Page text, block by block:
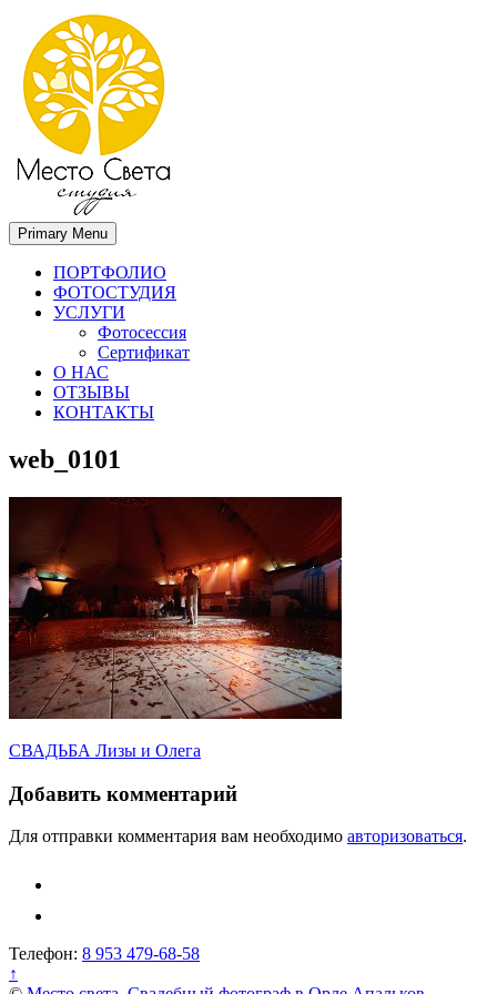
Место света. Свадебный фотограф в Орле Апальков Вячеслав
Свадебный фотограф в Орле
Primary Menu
ПОРТФОЛИО
ФОТОСТУДИЯ
УСЛУГИ
Фотосессия
Сертификат
О НАС
ОТЗЫВЫ
КОНТАКТЫ
web_0101
Навигация
по
записям
СВАДЬБА Лизы и Олега
Добавить комментарий
Для отправки комментария вам необходимо авторизоваться.
Телефон: 8 953 479-68-58
↑